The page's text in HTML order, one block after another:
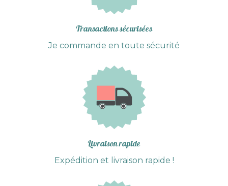
Transactions sécurisées
Je commande en toute sécurité
Livraison rapide
Expédition et livraison rapide !